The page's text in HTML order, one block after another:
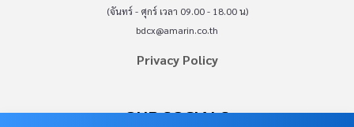
(จันทร์ - ศุกร์ เวลา 09.00 - 18.00 น)
bdcx@amarin.co.th
Privacy Policy
OUR SOCIALS